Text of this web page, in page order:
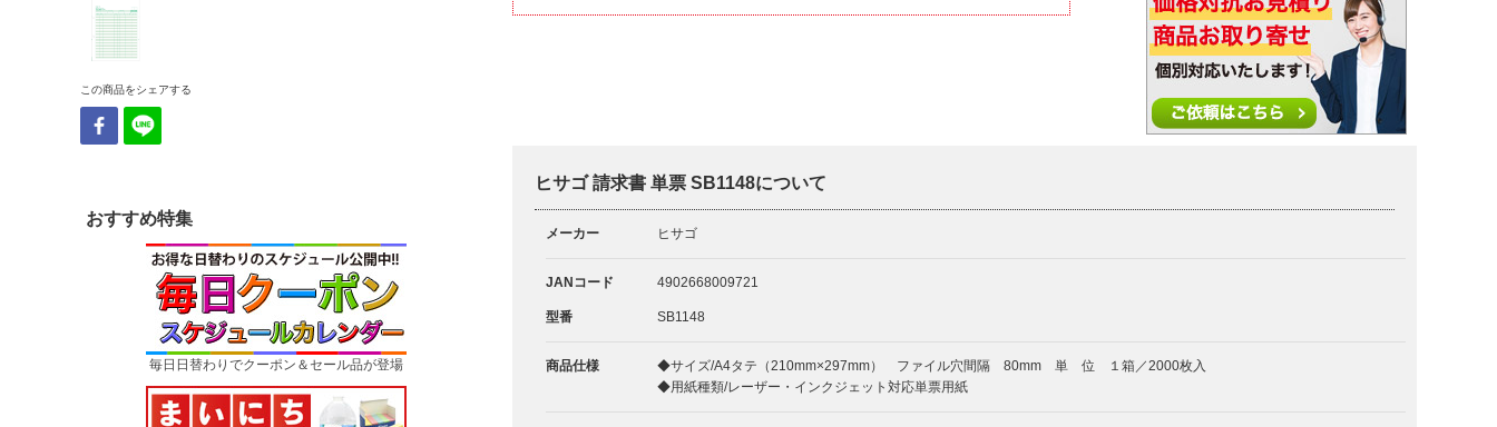
この商品をシェアする
おすすめ特集
毎日日替わりでクーポン＆セール品が登場
ヒサゴ 請求書 単票 SB1148について
メーカー ヒサゴ
JANコード 4902668009721
型番 SB1148
商品仕様
◆サイズ/A4タテ（210mm×297mm） ファイル穴間隔 80mm 単 位 １箱／2000枚入
◆用紙種類/レーザー・インクジェット対応単票用紙